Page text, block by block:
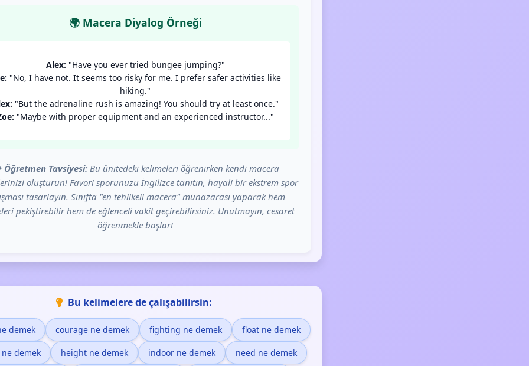
🌍 Macera Diyalog Örneği
Alex: "Have you ever tried bungee jumping?"
"No, I have not. It seems too risky for me. I prefer safer activities like
hiking."
"But the adrenaline rush is amazing! You should try at least once."
"Maybe with proper equipment and an experienced instructor..."
Öğretmen Tavsiyesi:Bu ünitedeki kelimeleri öğrenirken kendi macera
oluşturun! Favori sporunuzu İngilizce tanıtın, hayali bir ekstrem spor
tasarlayın. Sınıfta "en tehlikeli macera" münazarası yaparak hem
pekiştirebilir hem de eğlenceli vakit geçirebilirsiniz. Unutmayın, cesaret
öğrenmekle başlar!
Bu kelimelere de çalışabilirsin:
demek courage ne demek fighting ne demek float ne demek
demek height ne demek indoor ne demek need ne demek